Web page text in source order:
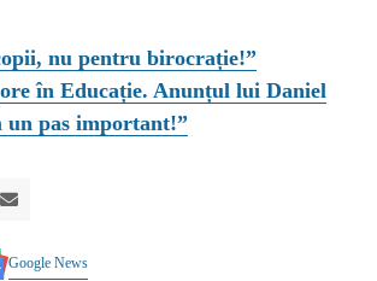
nu pentru birocrație!”
în Educație. Anunțul lui Daniel
un pas important!”
Google News